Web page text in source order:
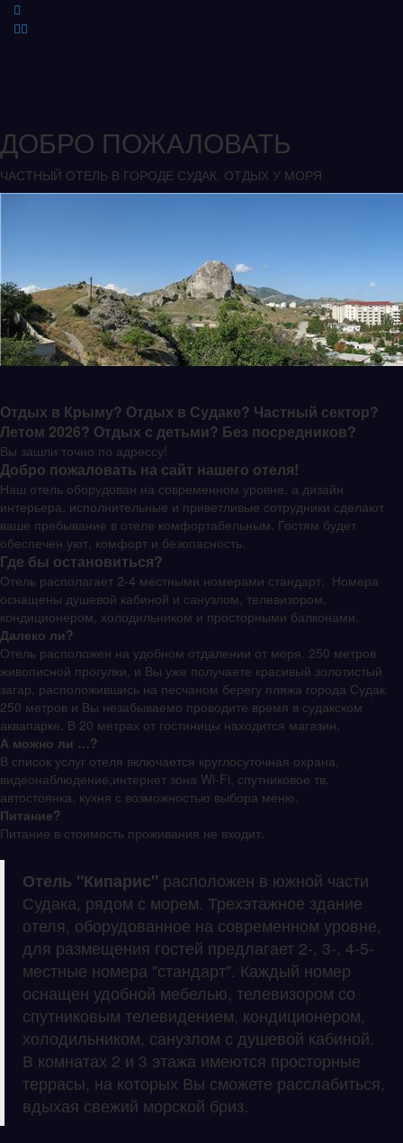
ДОБРО ПОЖАЛОВАТЬ
ЧАСТНЫЙ ОТЕЛЬ В ГОРОДЕ СУДАК. ОТДЫХ У МОРЯ
Отдых в Крыму? Отдых в Судаке? Частный сектор?
Летом 2026? Отдых с детьми? Без посредников?
Вы зашли точно по адрессу!
Добро пожаловать на сайт нашего отеля!
Наш отель оборудован на современном уровне, а дизайн
интерьера, исполнительные и приветливые сотрудники сделают
ваше пребывание в отеле комфортабельным. Гостям будет
обеспечен уют, комфорт и безопасность.
Где бы остановиться?
Отель располагает 2-4 местными номерами стандарт. Номера
оснащены душевой кабиной и санузлом, телевизором,
кондиционером, холодильником и просторными балконами.
Далеко ли?
Отель расположен на удобном отдалении от моря. 250 метров
живописной прогулки, и Вы уже получаете красивый золотистый
загар, расположившись на песчаном берегу пляжа города Судак.
250 метров и Вы незабываемо проводите время в судакском
аквапарке. В 20 метрах от гостиницы находится магазин.
А можно ли …?
В список услуг отеля включается круглосуточная охрана,
видеонаблюдение,интернет зона Wi-Fi, спутниковое тв.
автостоянка, кухня с возможностью выбора меню.
Питание?
Питание в стоимость проживания не входит.
Отель "Кипарис" расположен в южной части
Судака, рядом с морем. Трехэтажное здание
отеля, оборудованное на современном уровне,
для размещения гостей предлагает 2-, 3-, 4-5-
местные номера "стандарт". Каждый номер
оснащен удобной мебелью, телевизором со
спутниковым телевидением, кондиционером,
холодильником, санузлом с душевой кабиной.
В комнатах 2 и 3 этажа имеются просторные
террасы, на которых Вы сможете расслабиться,
вдыхая свежий морской бриз.